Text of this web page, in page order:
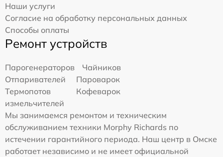
Наши услуги
Согласие на обработку персональных данных
Способы оплаты
Ремонт устройств
Парогенераторов
Чайников
Отпаривателей
Пароварок
Термопотов
Кофеварок
измельчителей
Мы занимаемся ремонтом и техническим
обслуживанием техники Morphy Richards по
истечении гарантийного периода. Наш центр в Омске
работает независимо и не имеет официальной